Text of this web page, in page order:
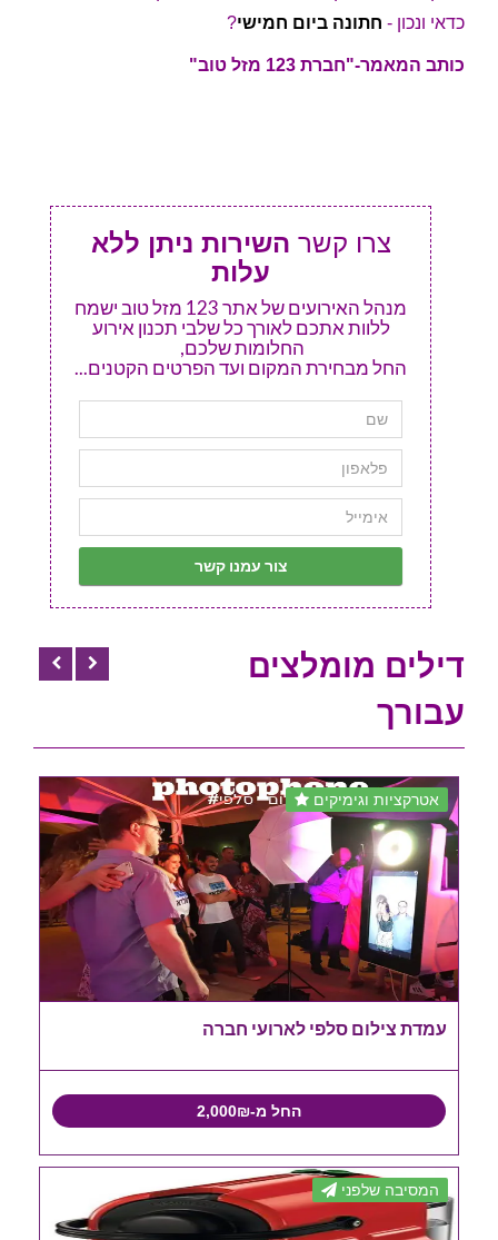
כדאי ונכון - חתונה ביום חמישי?
כותב המאמר-"חברת 123 מזל טוב"
צרו קשר השירות ניתן ללא
עלות
מנהל האירועים של אתר 123 מזל טוב ישמח
ללוות אתכם לאורך כל שלבי תכנון אירוע
החלומות שלכם,
החל מבחירת המקום ועד הפרטים הקטנים...
דילים מומלצים
עבורך
אטרקציות וגימיקים
עמדת צילום סלפי לארועי חברה
החל מ-2,000₪
המסיבה שלפני